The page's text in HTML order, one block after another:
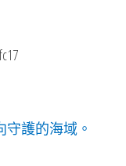
護的海域。